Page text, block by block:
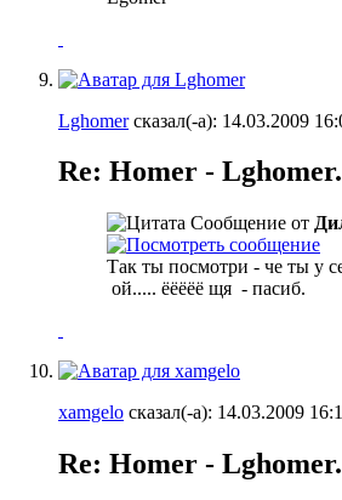
Lghomerсказал(-а): 14.03.2009
Re: Homer - Lghomer.
Сообщение от
Так ты посмотри - че ты у
ой..... ёёёёё щя - пасиб.
xamgelo сказал(-а): 14.03.2009
Re: Homer - Lghomer.